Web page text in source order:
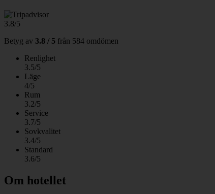
3.8/5
Betyg av 3.8 / 5 från 584 omdömen
Renlighet
3.5/5
Läge
4/5
Rum
3.2/5
Service
3.7/5
Sovkvalitet
3.4/5
Standard
3.6/5
Om hotellet